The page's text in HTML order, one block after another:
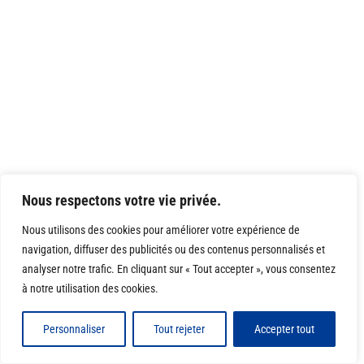
Nous respectons votre vie privée.
Nous utilisons des cookies pour améliorer votre expérience de
navigation, diffuser des publicités ou des contenus personnalisés et
analyser notre trafic. En cliquant sur « Tout accepter », vous consentez
à notre utilisation des cookies.
Personnaliser Tout rejeter Accepter tout